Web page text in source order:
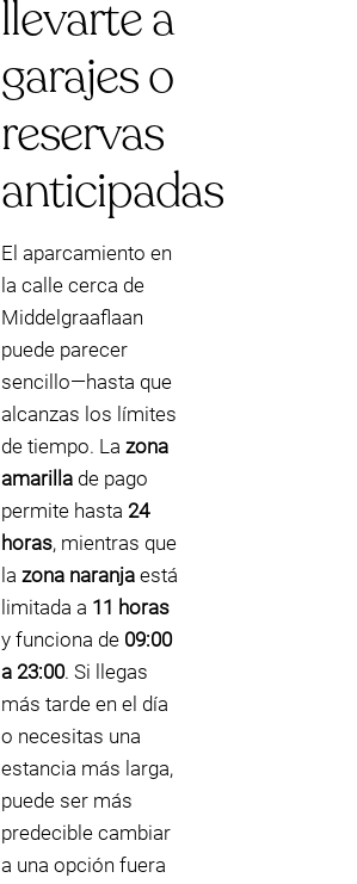
llevarte a
garajes o
reservas
anticipadas
El aparcamiento en
la calle cerca de
Middelgraaflaan
puede parecer
sencillo—hasta que
alcanzas los límites
de tiempo. La zona
amarilla de pago
permite hasta 24
horas, mientras que
la zona naranja está
limitada a 11 horas
y funciona de 09:00
a 23:00. Si llegas
más tarde en el día
o necesitas una
estancia más larga,
puede ser más
predecible cambiar
a una opción fuera